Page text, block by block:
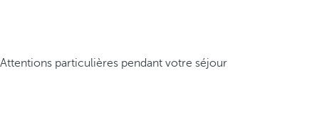
Attentions particulières pendant votre séjour